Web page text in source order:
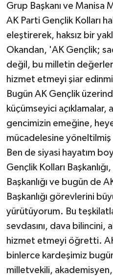
Grup Başkanı ve
AK Parti Gençlik Kolları
eleştirerek, haksız bir
Okandan, 'AK Gençlik;
değil, bu milletin
hizmet etmeyi şiar
Bugün AK Gençlik
küçümseyici açıklamalar,
gencimizin emeğine,
mücadelesine yöneltilmiş
Ben de siyasi hayatım
Gençlik Kolları
Başkanlığı ve bugün de
Başkanlığı görevlerini
yürütüyorum. Bu
sevdasını, dava bilincini,
hizmet etmeyi öğretti.
binlerce kardeşimiz
milletvekili, akademisyen,